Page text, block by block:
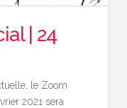
| 24
le Zoom
2021 sera